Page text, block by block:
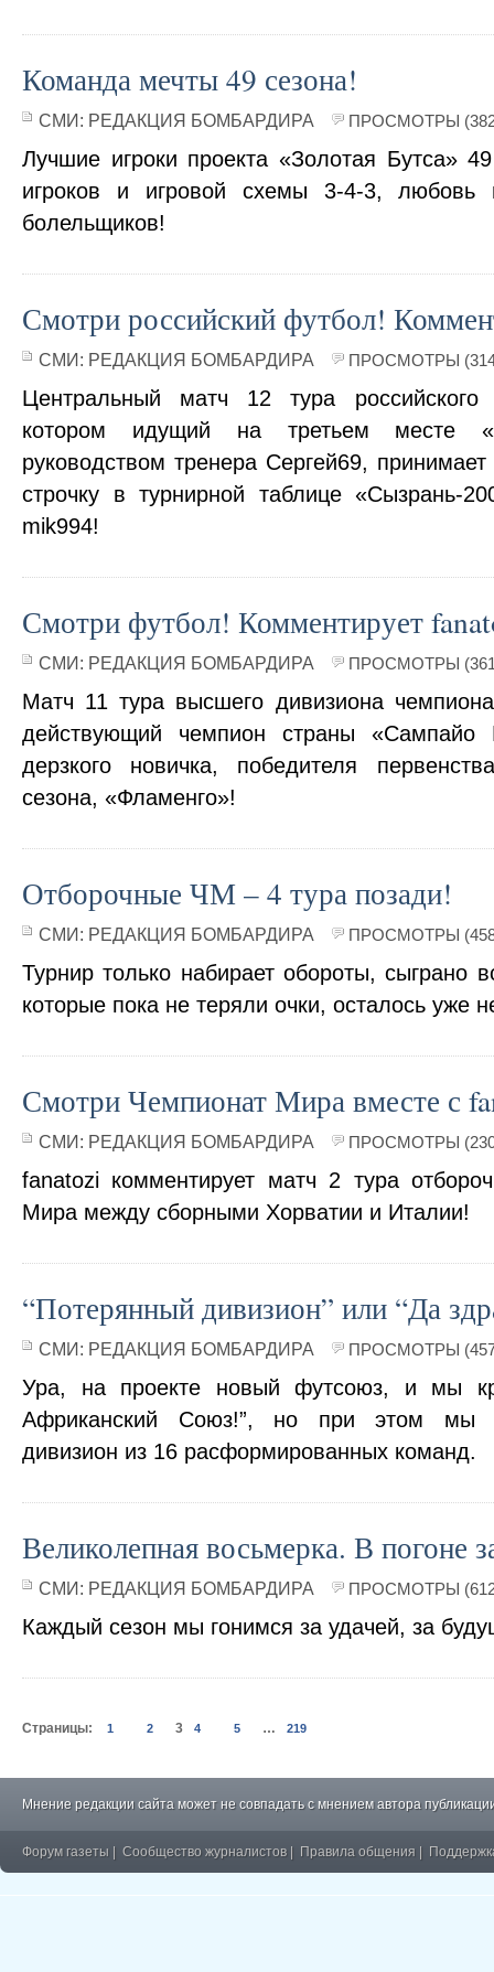
Команда мечты 49 сезона!
СМИ: РЕДАКЦИЯ БОМБАРДИРА ПРОСМОТРЫ
Лучшие игроки проекта «Золотая Бутса»
игроков и игровой схемы 3-4-3, любовь
болельщиков!
Смотри российский футбол!
СМИ: РЕДАКЦИЯ БОМБАРДИРА ПРОСМОТРЫ
Центральный матч 12 тура
котором идущий на третьем месте
руководством тренера Сергей69,
строчку в турнирной таблице «Сызрань-
mik994!
Смотри футбол! Комментирует
СМИ: РЕДАКЦИЯ БОМБАРДИРА ПРОСМОТРЫ
Матч 11 тура высшего дивизиона
действующий чемпион страны «Сампайо
дерзкого новичка, победителя
сезона, «Фламенго»!
Отборочные ЧМ – 4 тура позади!
СМИ: РЕДАКЦИЯ БОМБАРДИРА ПРОСМОТРЫ
Турнир только набирает обороты, сыграно
которые пока не теряли очки, осталось уже
Смотри Чемпионат Мира вместе с
СМИ: РЕДАКЦИЯ БОМБАРДИРА ПРОСМОТРЫ
fanatozi комментирует матч 2 тура
Мира между сборными Хорватии и Италии!
“Потерянный дивизион” или “Да
СМИ: РЕДАКЦИЯ БОМБАРДИРА ПРОСМОТРЫ
Ура, на проекте новый футсоюз, и мы
Африканский Союз!”, но при этом мы
дивизион из 16 расформированных команд.
Великолепная восьмерка. В погоне
СМИ: РЕДАКЦИЯ БОМБАРДИРА ПРОСМОТРЫ
Каждый сезон мы гонимся за удачей, за
Страницы: 1 2 3 4 5 … 219
Мнение редакции сайта может не совпадать с мнением автора
Форум газеты Сообщество журналистов Правила общения
�